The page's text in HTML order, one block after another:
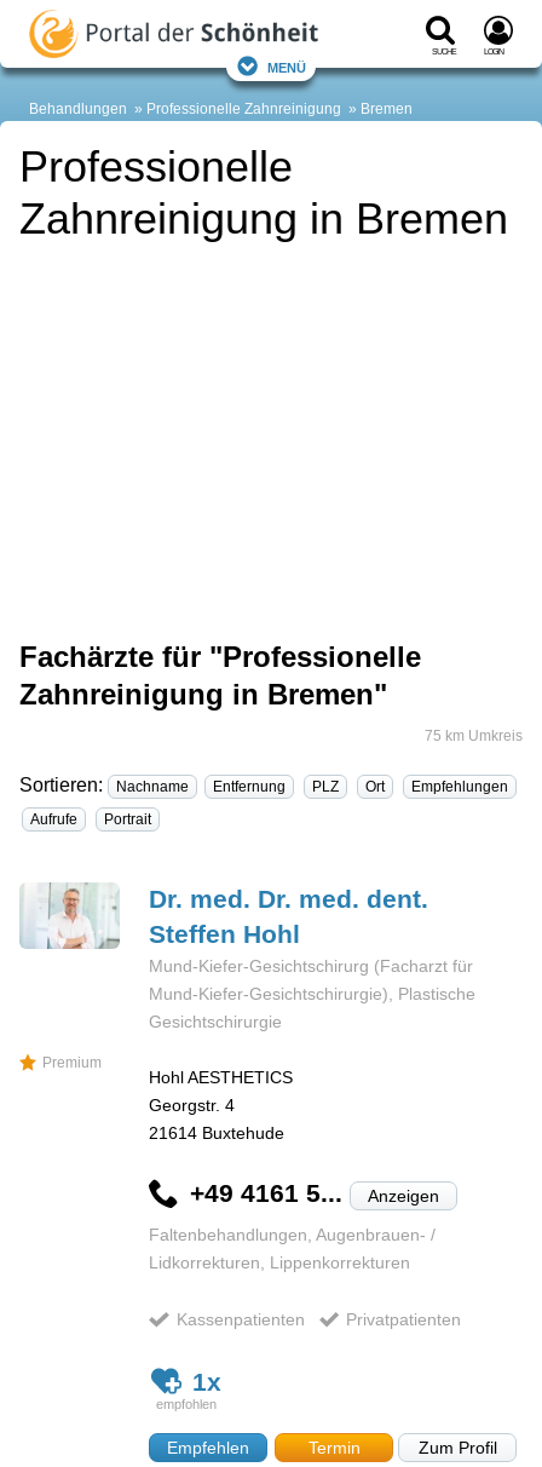
Suche Login
Menü
Behandlungen Professionelle Zahnreinigung Bremen
Professionelle
Zahnreinigung in Bremen
Fachärzte für "Professionelle
Zahnreinigung in Bremen"
75 km Umkreis
Sortieren: Nachname Entfernung PLZ Ort
Empfehlungen
Aufrufe
Portrait
Premium
Dr. med. Dr. med. dent.
Steffen Hohl
Mund-Kiefer-Gesichtschirurg (Facharzt für
Mund-Kiefer-Gesichtschirurgie), Plastische
Gesichtschirurgie
Hohl AESTHETICS
Georgstr. 4
21614 Buxtehude
+49 4161 5... Anzeigen
Faltenbehandlungen, Augenbrauen- /
Lidkorrekturen, Lippenkorrekturen
Kassenpatienten Privatpatienten
1x
Empfehlen Termin Zum Profil